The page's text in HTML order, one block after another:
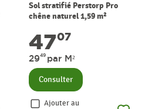
Sol stratifié Perstorp Pro
chêne naturel 1,59 m²
4707
2949 par M²
Consulter
Ajouter au